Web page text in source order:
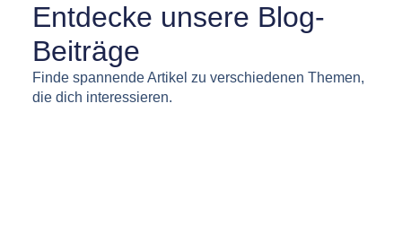
Entdecke unsere Blog-
Beiträge
Finde spannende Artikel zu verschiedenen Themen,
die dich interessieren.